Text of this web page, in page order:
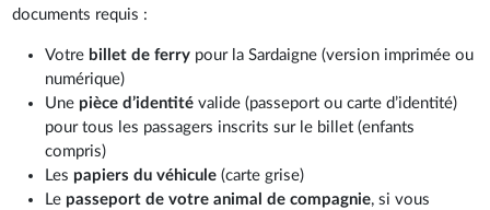
documents requis :
Votre billet de ferry pour la Sardaigne (version imprimée ou
numérique)
Une pièce d’identité valide (passeport ou carte d’identité)
pour tous les passagers inscrits sur le billet (enfants
compris)
Les papiers du véhicule (carte grise)
Le passeport de votre animal de compagnie, si vous